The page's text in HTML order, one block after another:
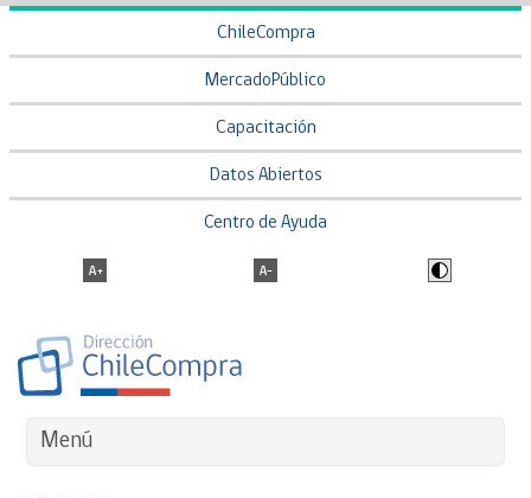
ChileCompra
MercadoPúblico
Capacitación
Datos Abiertos
Centro de Ayuda
Menú